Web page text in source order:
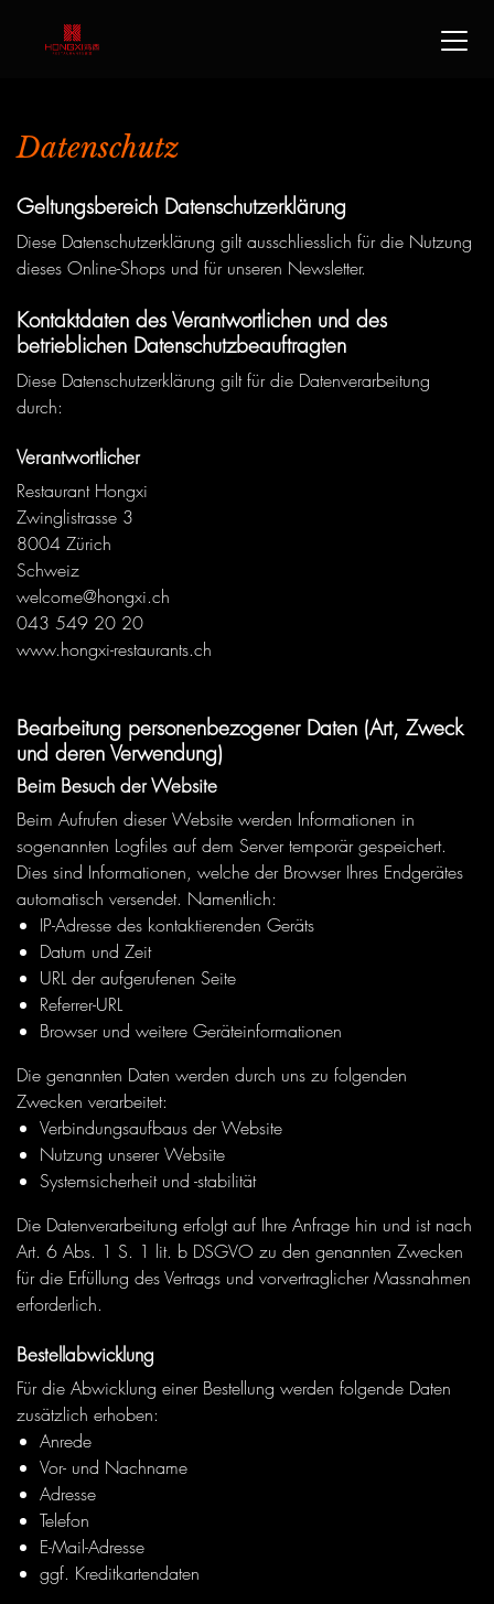
Datenschutz
Geltungsbereich Datenschutzerklärung
Diese Datenschutzerklärung gilt ausschliesslich für die Nutzung
dieses Online-Shops und für unseren Newsletter.
Kontaktdaten des Verantwortlichen und des
betrieblichen Datenschutzbeauftragten
Diese Datenschutzerklärung gilt für die Datenverarbeitung
durch:
Verantwortlicher
Restaurant Hongxi
Zwinglistrasse 3
8004 Zürich
Schweiz
welcome@hongxi.ch
043 549 20 20
www.hongxi-restaurants.ch
Bearbeitung personenbezogener Daten (Art, Zweck
und deren Verwendung)
Beim Besuch der Website
Beim Aufrufen dieser Website werden Informationen in
sogenannten Logfiles auf dem Server temporär gespeichert.
Dies sind Informationen, welche der Browser Ihres Endgerätes
automatisch versendet. Namentlich:
IP-Adresse des kontaktierenden Geräts
Datum und Zeit
URL der aufgerufenen Seite
Referrer-URL
Browser und weitere Geräteinformationen
Die genannten Daten werden durch uns zu folgenden
Zwecken verarbeitet:
Verbindungsaufbaus der Website
Nutzung unserer Website
Systemsicherheit und -stabilität
Die Datenverarbeitung erfolgt auf Ihre Anfrage hin und ist nach
Art. 6 Abs. 1 S. 1 lit. b DSGVO zu den genannten Zwecken
für die Erfüllung des Vertrags und vorvertraglicher Massnahmen
erforderlich.
Bestellabwicklung
Für die Abwicklung einer Bestellung werden folgende Daten
zusätzlich erhoben:
Anrede
Vor- und Nachname
Adresse
Telefon
E-Mail-Adresse
ggf. Kreditkartendaten